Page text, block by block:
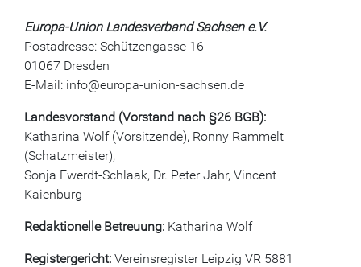
Europa-Union Landesverband Sachsen e.V.
Postadresse: Schützengasse 16
01067 Dresden
E-Mail: info@europa-union-sachsen.de
Landesvorstand (Vorstand nach §26 BGB):
Katharina Wolf (Vorsitzende), Ronny Rammelt
(Schatzmeister),
Sonja Ewerdt-Schlaak, Dr. Peter Jahr, Vincent
Kaienburg
Redaktionelle Betreuung: Katharina Wolf
Registergericht: Vereinsregister Leipzig VR 5881